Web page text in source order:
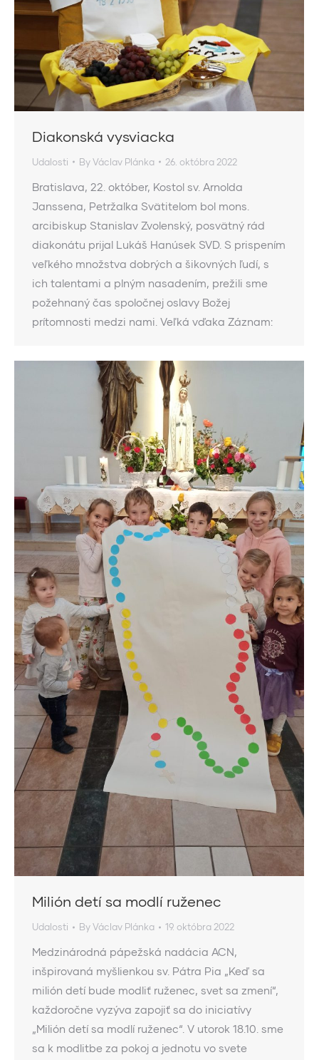
Diakonská vysviacka
Udalosti ByVáclav Plánka 26. októbra 2022
Bratislava, 22. október, Kostol sv. Arnolda
Janssena, Petržalka Svätitelom bol mons.
arcibiskup Stanislav Zvolenský, posvätný rád
diakonátu prijal Lukáš Hanúsek SVD. S prispením
veľkého množstva dobrých a šikovných ľudí, s
ich talentami a plným nasadením, prežili sme
požehnaný čas spoločnej oslavy Božej
prítomnosti medzi nami. Veľká vďaka Záznam:
Milión detí sa modlí ruženec
Udalosti ByVáclav Plánka 19. októbra 2022
Medzinárodná pápežská nadácia ACN,
inšpirovaná myšlienkou sv. Pátra Pia „Keď sa
milión detí bude modliť ruženec, svet sa zmení“,
každoročne vyzýva zapojiť sa do iniciatívy
„Milión detí sa modlí ruženec“. V utorok 18.10. sme
sa k modlitbe za pokoj a jednotu vo svete